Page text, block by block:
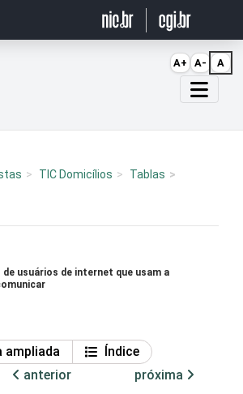
TIC Domicílios Tablas
usuários de internet que usam a
ampliada
Índice
anterior
próxima
A+ A- A